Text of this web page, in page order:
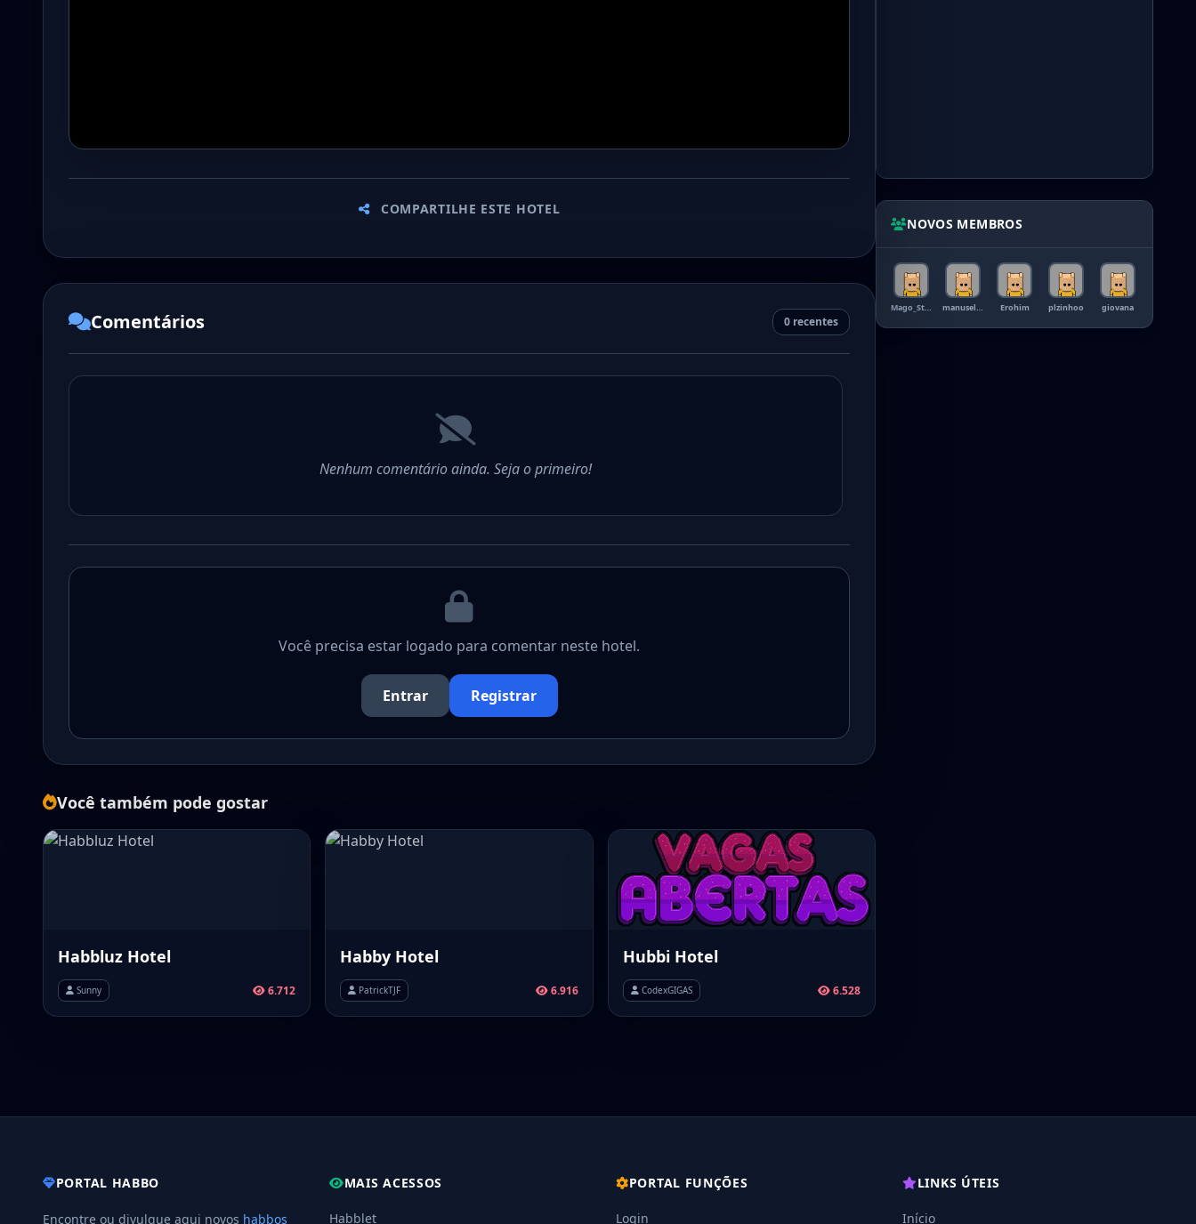
COMPARTILHE ESTE HOTEL
Comentários 0 recentes
Nenhum comentário ainda. Seja o primeiro!
Você precisa estar logado para comentar neste hotel.
Entrar Registrar
Você também pode gostar
Habbluz Hotel
Sunny 6.712
Habby Hotel
PatrickTJF 6.916
Hubbi Hotel
CodexGIGAS 6.528
NOVOS MEMBROS
Mago_Steve manuselau Erohim plzinhoo giovana
PORTAL HABBO
Encontre ou divulgue aqui novos habbos
MAIS ACESSOS
Habblet
PORTAL FUNÇÕES
Login
LINKS ÚTEIS
Início